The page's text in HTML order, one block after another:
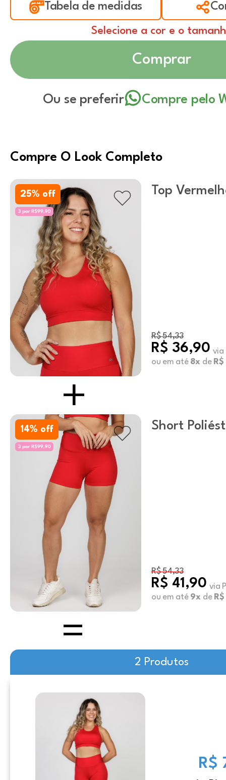
Tabela de medidas
Selecione a cor e o
Comprar
Ou se preferir Compre pelo
Compre O Look Completo
25% off
Top
R$ 54,33
R$ 36,90 via
ou em até 8x de R$
14% off
Short
R$ 54,33
R$ 41,90 via
ou em até 9x de
2 Produtos
R$